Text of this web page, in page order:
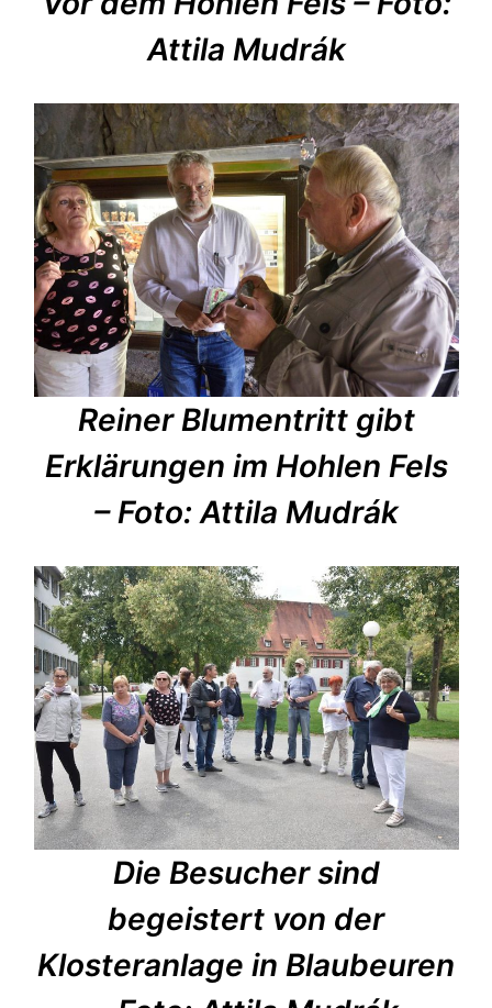
Attila Mudrák
Reiner Blumentritt gibt
Erklärungen im Hohlen Fels
– Foto: Attila Mudrák
Die Besucher sind
begeistert von der
Klosteranlage in Blaubeuren